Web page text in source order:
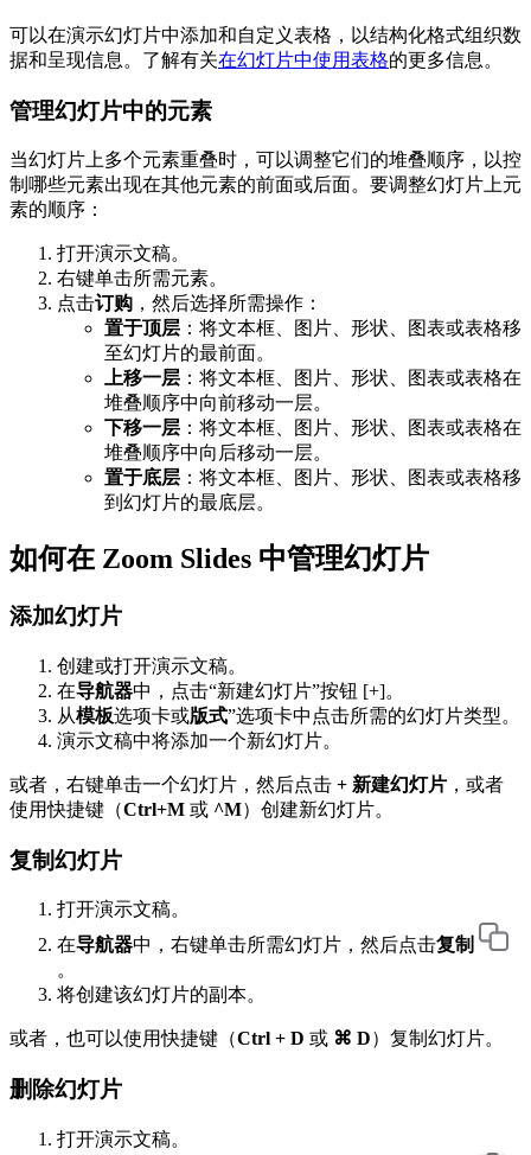
可以在演示幻灯片中添加和自定义表格，以结构化格式组织数
据和呈现信息。了解有关在幻灯片中使用表格的更多信息。
管理幻灯片中的元素
当幻灯片上多个元素重叠时，可以调整它们的堆叠顺序，以控
制哪些元素出现在其他元素的前面或后面。要调整幻灯片上元
素的顺序：
打开演示文稿。
右键单击所需元素。
点击订购 ，然后选择所需操作：
置于顶层 ：将文本框、图片、形状、图表或表格移
至幻灯片的最前面。
上移一层 ：将文本框、图片、形状、图表或表格在
堆叠顺序中向前移动一层。
下移一层 ：将文本框、图片、形状、图表或表格在
堆叠顺序中向后移动一层。
置于底层 ：将文本框、图片、形状、图表或表格移
到幻灯片的最底层。
如何在 Zoom Slides 中管理幻灯片
添加幻灯片
创建或打开演示文稿。
在导航器中，点击“新建幻灯片”按钮 [+]。
从模板选项卡或版式”选项卡中点击所需的幻灯片类型。
演示文稿中将添加一个新幻灯片。
或者，右键单击一个幻灯片，然后点击 + 新建幻灯片 ，或者
使用快捷键（Ctrl+M 或 ^M）创建新幻灯片。
复制幻灯片
打开演示文稿。
在导航器中，右键单击所需幻灯片，然后点击复制
。
将创建该幻灯片的副本。
或者，也可以使用快捷键（Ctrl + D 或 ⌘ D）复制幻灯片。
删除幻灯片
打开演示文稿。